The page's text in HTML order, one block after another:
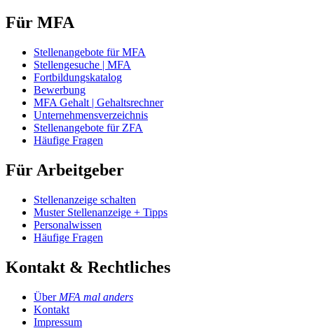
Für MFA
Stellenangebote für MFA
Stellengesuche | MFA
Fortbildungskatalog
Bewerbung
MFA Gehalt | Gehaltsrechner
Unternehmensverzeichnis
Stellenangebote für ZFA
Häufige Fragen
Für Arbeitgeber
Stellenanzeige schalten
Muster Stellenanzeige + Tipps
Personalwissen
Häufige Fragen
Kontakt & Rechtliches
Über MFA mal anders
Kontakt
Impressum